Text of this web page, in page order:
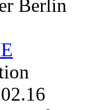
Berlin